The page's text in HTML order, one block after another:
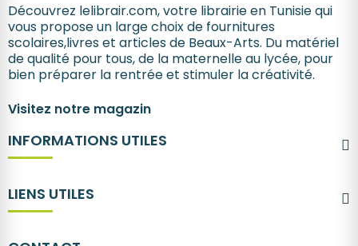
Découvrez lelibrair.com, votre librairie en Tunisie qui
vous propose un large choix de fournitures
scolaires,livres et articles de Beaux-Arts. Du matériel
de qualité pour tous, de la maternelle au lycée, pour
bien préparer la rentrée et stimuler la créativité.
Visitez notre magazin
INFORMATIONS UTILES
LIENS UTILES